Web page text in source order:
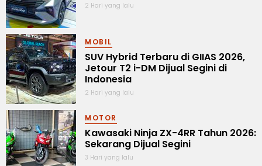
2 Hari yang lalu
MOBIL
SUV Hybrid Terbaru di GIIAS 2026,
Jetour T2 i-DM Dijual Segini di
Indonesia
2 Hari yang lalu
MOTOR
Kawasaki Ninja ZX-4RR Tahun 2026:
Sekarang Dijual Segini
3 Hari yang lalu